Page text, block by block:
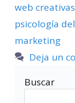
web creativas
psicología
marketing
Deja un
Buscar